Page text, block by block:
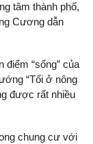
tâm thành phố,
Cương dẫn
điểm “sống” của
“Tối ở nông
được rất nhiều
chung cư với